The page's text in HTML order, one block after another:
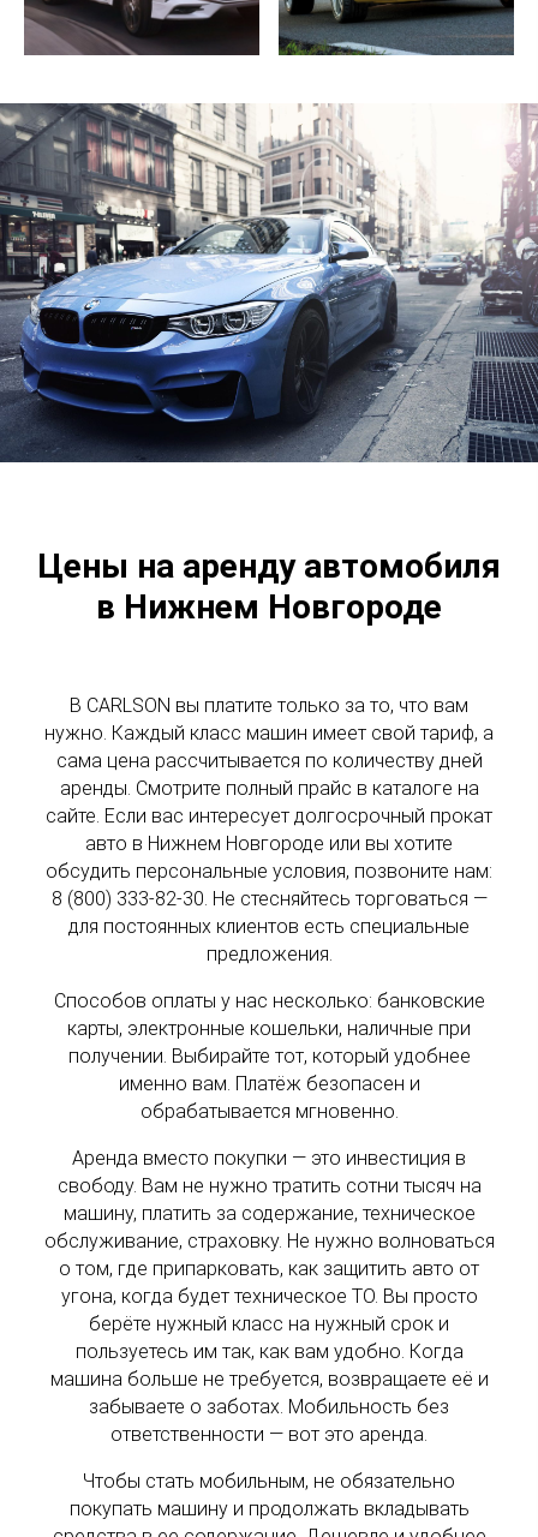
Цены на аренду автомобиля
в Нижнем Новгороде
В CARLSON вы платите только за то, что вам
нужно. Каждый класс машин имеет свой тариф, а
сама цена рассчитывается по количеству дней
аренды. Смотрите полный прайс в каталоге на
сайте. Если вас интересует долгосрочный прокат
авто в Нижнем Новгороде или вы хотите
обсудить персональные условия, позвоните нам:
8 (800) 333-82-30. Не стесняйтесь торговаться —
для постоянных клиентов есть специальные
предложения.
Способов оплаты у нас несколько: банковские
карты, электронные кошельки, наличные при
получении. Выбирайте тот, который удобнее
именно вам. Платёж безопасен и
обрабатывается мгновенно.
Аренда вместо покупки — это инвестиция в
свободу. Вам не нужно тратить сотни тысяч на
машину, платить за содержание, техническое
обслуживание, страховку. Не нужно волноваться
о том, где припарковать, как защитить авто от
угона, когда будет техническое ТО. Вы просто
берёте нужный класс на нужный срок и
пользуетесь им так, как вам удобно. Когда
машина больше не требуется, возвращаете её и
забываете о заботах. Мобильность без
ответственности — вот это аренда.
Чтобы стать мобильным, не обязательно
покупать машину и продолжать вкладывать